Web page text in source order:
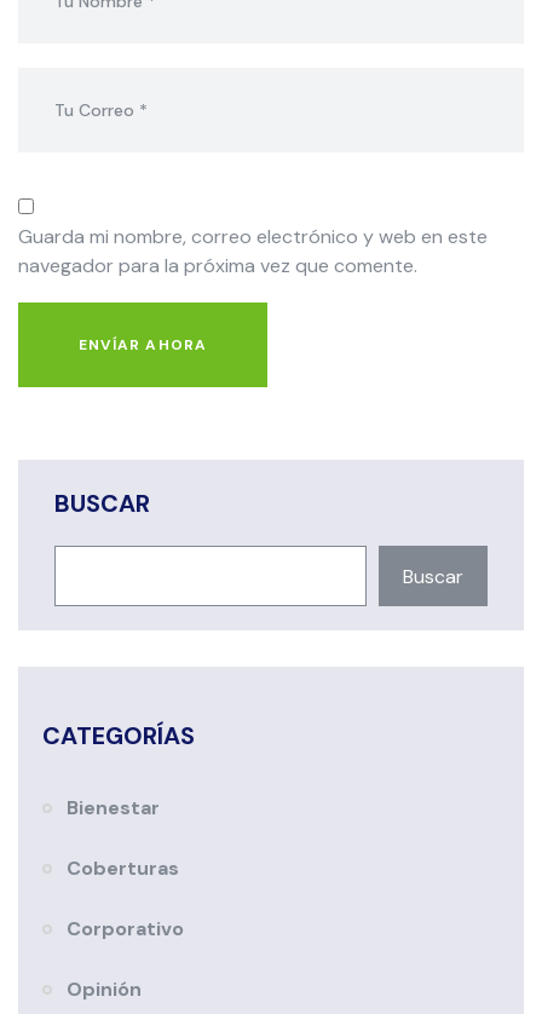
Guarda mi nombre, correo electrónico y web en este
navegador para la próxima vez que comente.
ENVÍAR AHORA
BUSCAR
Buscar
CATEGORÍAS
Bienestar
Coberturas
Corporativo
Opinión